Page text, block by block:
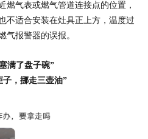
燃气表或燃气管道连接点的位置，
不适合安装在灶具正上方，温度过
气报警器的误报。
满了盘子碗”
子，挪走三壶油”